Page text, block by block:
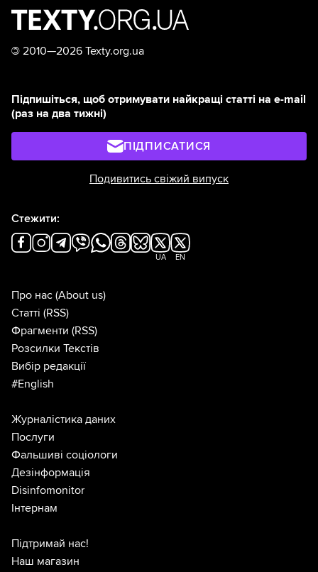
© 2010—2026 Texty.org.ua
Підпишіться, щоб отримувати найкращі статті на e-mail
(раз на два тижні)
ПІДПИСАТИСЯ
Подивитись свіжий випуск
Стежити:
UA EN
Про нас (About us)
Статті (RSS)
Фрагменти (RSS)
Розсилки Текстів
Вибір редакції
#English
Журналістика даних
Послуги
Фальшиві соціологи
Дезінформація
Disinfomonitor
Інтернам
Підтримай нас!
Наш магазин